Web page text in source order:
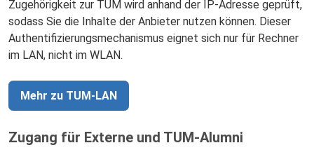
Zugehörigkeit zur TUM wird anhand der IP‑Adresse geprüft,
sodass Sie die Inhalte der Anbieter nutzen können. Dieser
Authentifizierungsmechanismus eignet sich nur für Rechner
im LAN, nicht im WLAN.
Mehr zu TUM-LAN
Zugang für Externe und TUM-Alumni